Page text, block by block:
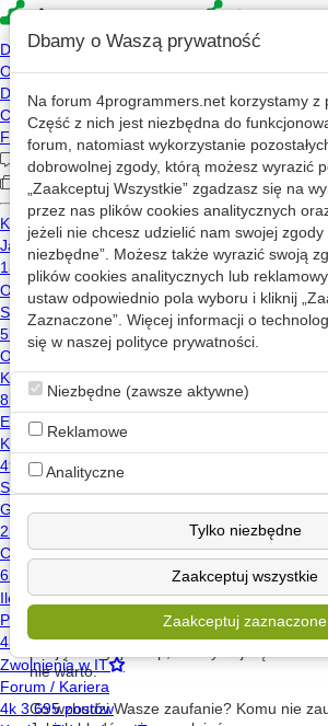
4p » Forum » Oceny i recenzje
Recenzje - dlaczego nie ufasz
dostępnych w gazetach,
instagram?
pradoslaw 2026-05-28 08:15
kupuje mnóstwo usług i sprzętu. Często
geekowskiego - możliwe że jedyne
znajdujące się w Polsce.
Pomyślałem, że ich testy i doświadczenia z
związane mogłyby być bardzo
contentem.
Recenzje faceta z IT dla mężczyzn z IT.
by to czytał?
Czy Wy ufacie recenzjom internetowym?
opinii 95% recenzji jest kupowane i jest
marketingowym bullshitem.
Jakie warunki według Was powinna
recenzja, która buduje zaufanie i faktycznie
nie warto.
Co wzbudzi Wasze zaufanie? Komu nie
Dbamy o Waszą prywatność
Na forum 4programmers.net korzystamy z
Część z nich jest niezbędna do
forum, natomiast wykorzystanie
dobrowolnej zgody, którą możesz wyrazić
„Zaakceptuj Wszystkie” zgadzasz się na
przez nas plików cookies analitycznych
jeżeli nie chcesz udzielić nam swojej zgody
niezbędne”. Możesz także wyrazić swoją
plików cookies analitycznych lub
ustaw odpowiednio pola wyboru i kliknij
Zaznaczone”. Więcej informacji o
się w naszej polityce prywatności.
Niezbędne (zawsze aktywne)
Reklamowe
Analityczne
Tylko niezbędne
Zaakceptuj wszystkie
Zaakceptuj zaznaczone